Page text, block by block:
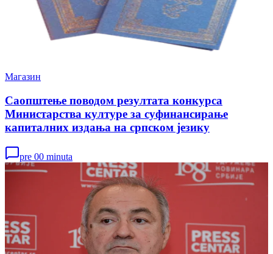
Магазин
Саопштење поводом резултата конкурса
Министарства културе за суфинансирање
капиталних издања на српском језику
pre 00 minuta